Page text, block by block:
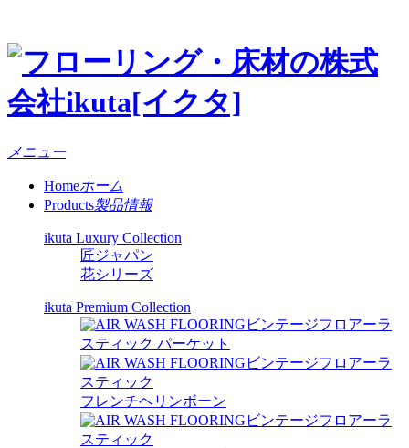
メニュー
Homeホーム
Products製品情報
ikuta Luxury Collection
匠ジャパン
花シリーズ
ikuta Premium Collection
ビンテージフロアーラ
スティック パーケット
ビンテージフロアーラ
スティック
フレンチヘリンボーン
ビンテージフロアーラ
スティック